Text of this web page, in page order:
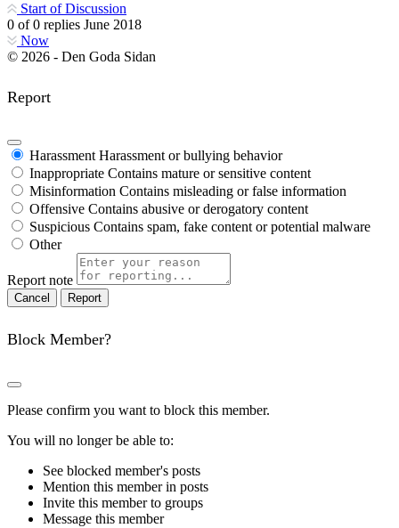
Start of Discussion
0 of0 replies June 2018
Now
© 2026 - Den Goda Sidan
Report
Harassment Harassment or bullying behavior
Inappropriate Contains mature or sensitive content
Misinformation Contains misleading or false information
Offensive Contains abusive or derogatory content
Suspicious Contains spam, fake content or potential malware
Other
Report note
Report
Block Member?
Please confirm you want to block this member.
You will no longer be able to:
See blocked member's posts
Mention this member in posts
Invite this member to groups
Message this member